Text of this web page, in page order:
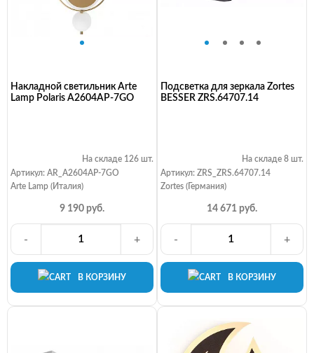
Накладной светильник Arte
Lamp Polaris A2604AP-7GO
На складе 126 шт.
Артикул: AR_A2604AP-7GO
Arte Lamp (Италия)
9 190 руб.
В КОРЗИНУ
- +
Подсветка для зеркала Zortes
BESSER ZRS.64707.14
На складе 8 шт.
Артикул: ZRS_ZRS.64707.14
Zortes (Германия)
14 671 руб.
В КОРЗИНУ
- +